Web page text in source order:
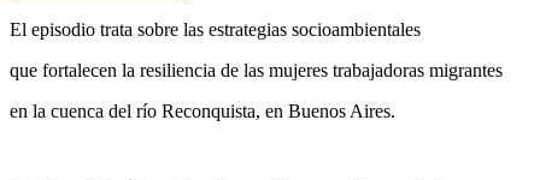
El episodio trata sobre las estrategias socioambientales
que fortalecen la resiliencia de las mujeres trabajadoras migrantes
en la cuenca del río Reconquista, en Buenos Aires.